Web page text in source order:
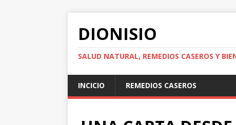
DIONISIO
SALUD NATURAL, REMEDIOS CASEROS Y
INCICIO REMEDIOS CASEROS